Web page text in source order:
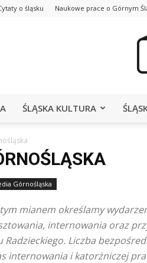
o śląsku Naukowe prace o Górnym
ŚLĄSKA KULTURA
Górnośląska
mianem określamy
internowania oraz
Radzieckiego. Liczba
internowania i katorżniczej